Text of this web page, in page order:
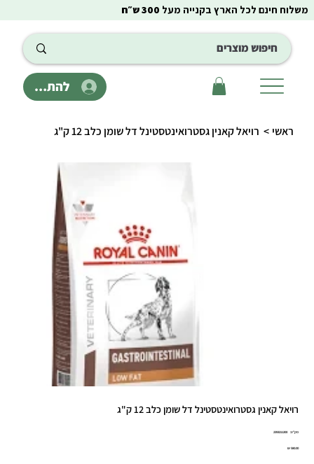
להתחבר
משלוח חינם לכל הארץ בקנייה מעל 300 ש״ח
ראשי > רויאל קאנין גסטרואינטסטינל דל שומן כלב 12 ק"ג
רויאל קאנין גסטרואינטסטינל דל שומן כלב 12 ק"ג
מק"ט: מק"ט
2393211200
מחיר‏580.00 ‏₪